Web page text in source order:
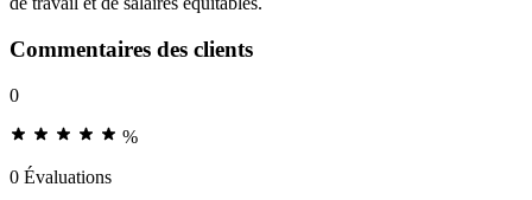
Commentaires des clients
0
%
0 Évaluations